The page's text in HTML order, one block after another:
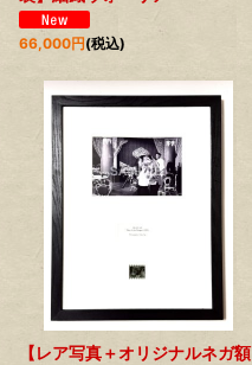
66,000円(税込)
【レア写真＋オリジナルネガ額